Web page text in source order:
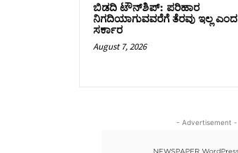
ಬಿಡದಿ ಟೌನ್‌ಶಿಪ್‌: ಪರಿಹಾರ
ನಿಗದಿಯಾಗುವವರೆಗೆ ತೆರವು ಇಲ್ಲ ಎಂದ
ಸರ್ಕಾರ
August 7, 2026
- Advertisement -